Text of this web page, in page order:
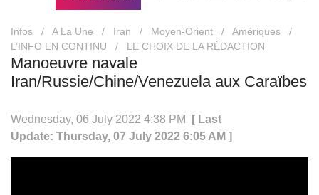
Infos / A La Une / Iran / Moyen-Orient / Amériques
/
L’INFO EN CONTINU
/ LE CHOIX DE LA RÉDACTION
Manoeuvre navale
Iran/Russie/Chine/Venezuela aux Caraïbes
Wednesday, 06 July 2022 4:38 PM
[ Last
Update: Thursday, 07 July 2022 6:05 AM ]